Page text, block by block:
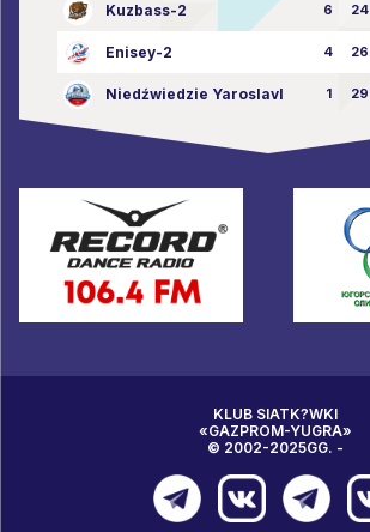
Kuzbass-2 6 24
Enisey-2 4 26
Niedźwiedzie Yaroslavl 1 29
KLUB SIATK?WKI
«GAZPROM-YUGRA»
© 2002-2025GG. -